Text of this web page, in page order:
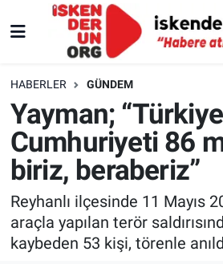
HABERLER GÜNDEM
Yayman; “Türkiye
Cumhuriyeti 86
biriz, beraberiz”
Reyhanlı ilçesinde 11 Mayıs
araçla yapılan terör
kaybeden 53 kişi, törenle